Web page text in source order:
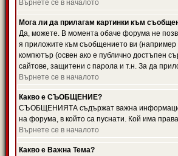
Върнете се в началото
Мога ли да прилагам картинки към
Да, можете. В момента обаче форума не
я приложите към съобщението ви
компютър (освен ако е публично достъпен
сайтове, защитени с парола и т.н. За да
Върнете се в началото
Какво е СЪОБЩЕНИЕ?
СЪОБЩЕНИЯТА съдържат важна информация
на форума, в който са пуснати. Кой има
Върнете се в началото
Какво е Важна Тема?